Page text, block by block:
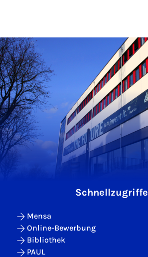
Schnellzugriffe
Mensa
Online-Bewerbung
Bibliothek
PAUL